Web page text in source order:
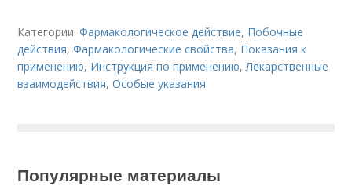
Категории:Фармакологическое действие, Побочные
действия,Фармакологические свойства, Показания к
применению, Инструкция по применению,Лекарственные
взаимодействия,Особые указания
Популярные материалы